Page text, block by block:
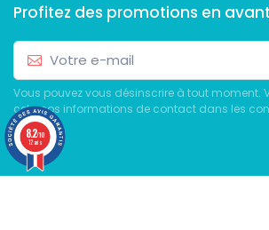
Profitez des promotions en
Vous pouvez vous désinscrire à tout moment.
cela nos informations de contact dans les
du site.
8.2/10
12 avis